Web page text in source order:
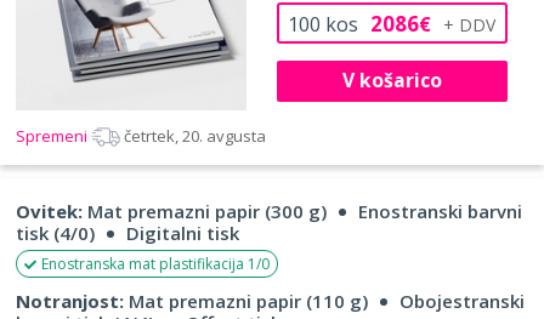
100 kos 2086€
V košarico
Spremeni četrtek, 20. avgusta
Ovitek: Mat premazni papir (300 g)
Enostranski barvni
tisk (4/0)
Digitalni tisk
Enostranska mat plastifikacija 1/0
Notranjost: Mat premazni papir (110 g)
Obojestranski